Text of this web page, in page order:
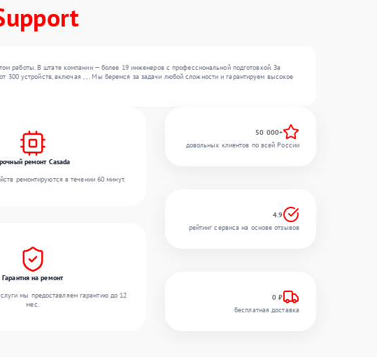
работы. В штате компании — более 19 инженеров с профессиональной подготовкой. За
устройств, включая , , . Мы беремся за задачи любой сложности и гарантируем высокое
ремонт Casada
ремонтируются в течении 60 минут.
Гарантия на ремонт
мы предоставляем гарантию до 12
мес.
50 000+
довольных клиентов по всей России
4.9
рейтинг сервиса на основе отзывов
0 ₽
бесплатная доставка